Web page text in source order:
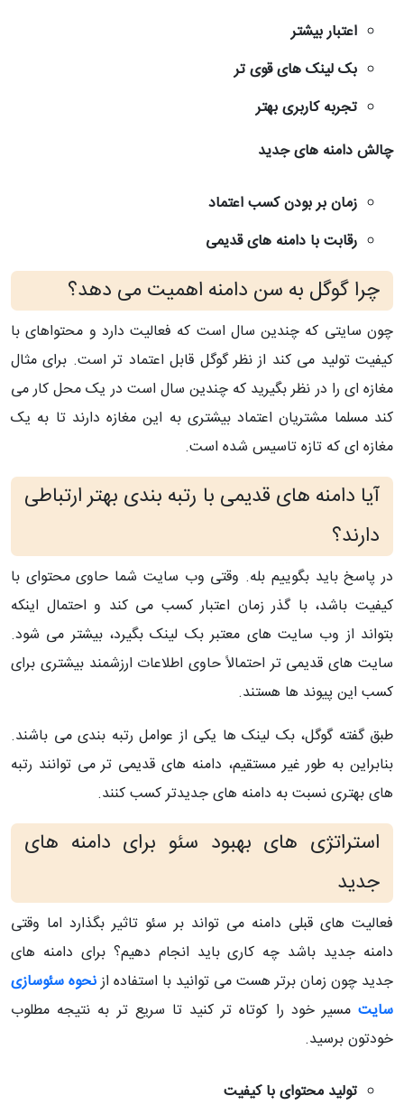
اعتبار بیشتر
بک لینک های قوی تر
تجربه کاربری بهتر
چالش دامنه های جدید
زمان بر بودن کسب اعتماد
رقابت با دامنه های قدیمی
چرا گوگل به سن دامنه اهمیت می دهد؟
چون سایتی که چندین سال است که فعالیت دارد و محتواهای با
کیفیت تولید می کند از نظر گوگل قابل اعتماد تر است. برای مثال
مغازه ای را در نظر بگیرید که چندین سال است در یک محل کار می
کند مسلما مشتریان اعتماد بیشتری به این مغازه دارند تا به یک
مغازه ای که تازه تاسیس شده است.
آیا دامنه های قدیمی با رتبه بندی بهتر ارتباطی
دارند؟
در پاسخ باید بگوییم بله. وقتی وب سایت شما حاوی محتوای با
کیفیت باشد، با گذر زمان اعتبار کسب می کند و احتمال اینکه
بتواند از وب سایت های معتبر بک لینک بگیرد، بیشتر می شود.
سایت های قدیمی تر احتمالاً حاوی اطلاعات ارزشمند بیشتری برای
کسب این پیوند ها هستند.
طبق گفته گوگل، بک لینک ها یکی از عوامل رتبه بندی می باشند.
بنابراین به طور غیر مستقیم، دامنه های قدیمی تر می توانند رتبه
های بهتری نسبت به دامنه های جدیدتر کسب کنند.
استراتژی های بهبود سئو برای دامنه های
جدید
فعالیت های قبلی دامنه می تواند بر سئو تاثیر بگذارد اما وقتی
دامنه جدید باشد چه کاری باید انجام دهیم؟ برای دامنه های
جدید چون زمان برتر هست می توانید با استفاده ازنحوه سئوسازی
سایت مسیر خود را کوتاه تر کنید تا سریع تر به نتیجه مطلوب
خودتون برسید.
تولید محتوای با کیفیت